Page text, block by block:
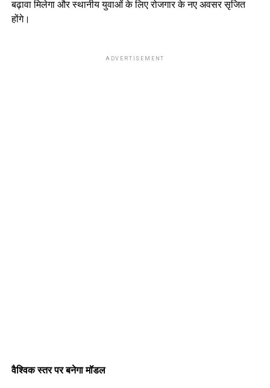
बढ़ावा मिलेगा और स्थानीय युवाओं के लिए रोजगार के नए अवसर सृजित
होंगे।
ADVERTISEMENT
वैश्विक स्तर पर बनेगा मॉडल